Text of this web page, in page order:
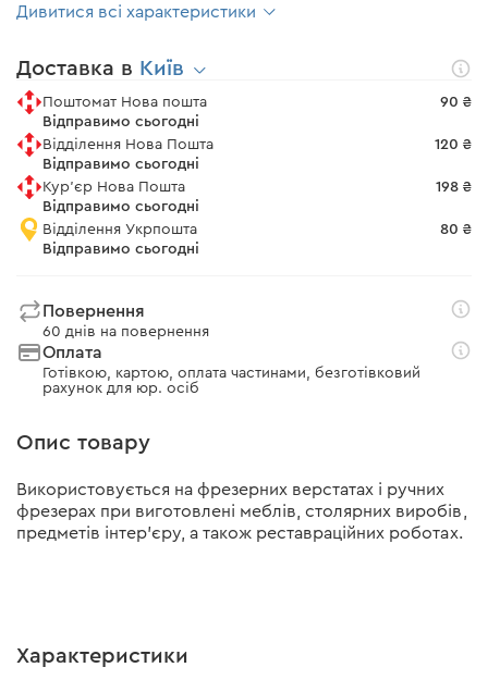
Дивитися всі характеристики
Доставка в Київ
Поштомат Нова пошта
Відправимо сьогодні
90 ₴
Відділення Нова Пошта
Відправимо сьогодні
120 ₴
Кур'єр Нова Пошта
Відправимо сьогодні
198 ₴
Відділення Укрпошта
Відправимо сьогодні
80 ₴
Повернення
60 днів на повернення
Оплата
Готівкою, картою, оплата частинами, безготівковий
рахунок для юр. осіб
Опис товару
Використовується на фрезерних верстатах і ручних
фрезерах при виготовлені меблів, столярних виробів,
предметів інтер’єру, а також реставраційних роботах.
Характеристики